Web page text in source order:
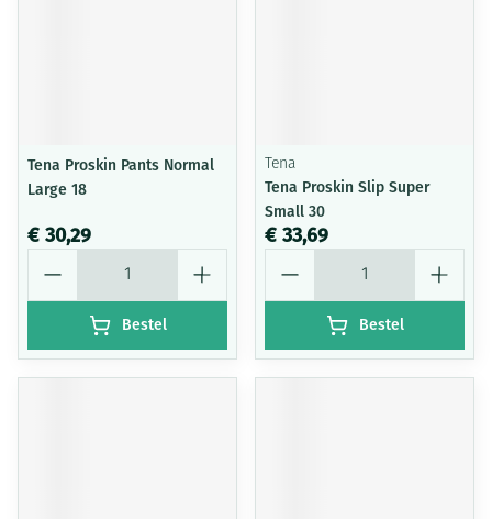
Tena Proskin Pants Normal
Large 18
€ 30,29
Bestel
Tena
Tena Proskin Slip Super
Small 30
€ 33,69
Bestel